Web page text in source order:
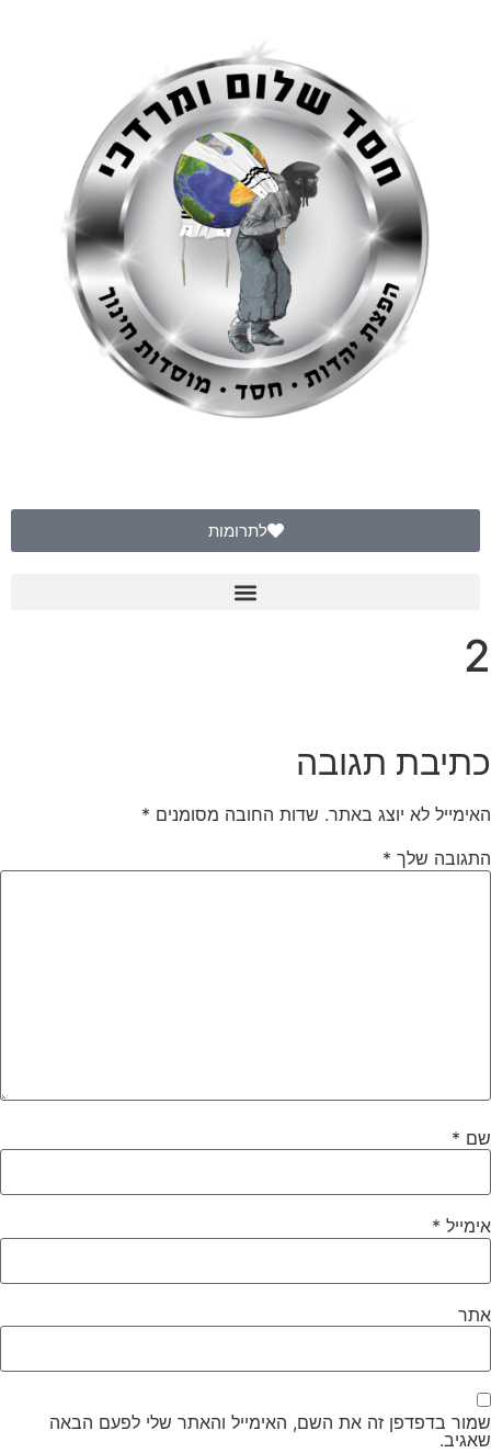
לתרומות
2
כתיבת תגובה
האימייל לא יוצג באתר. שדות החובה מסומנים *
התגובה שלך *
שם *
אימייל *
אתר
שמור בדפדפן זה את השם, האימייל והאתר שלי לפעם הבאה
שאגיב.